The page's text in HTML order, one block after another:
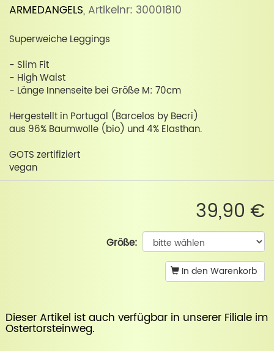
ARMEDANGELS, Artikelnr: 30001810
Superweiche Leggings
- Slim Fit
- High Waist
- Länge Innenseite bei Größe M: 70cm
Hergestellt in Portugal (Barcelos by Becri)
aus 96% Baumwolle (bio) und 4% Elasthan.
GOTS zertifiziert
vegan
39,90 €
Größe:
In den Warenkorb
Dieser Artikel ist auch verfügbar in unserer Filiale im
Ostertorsteinweg.